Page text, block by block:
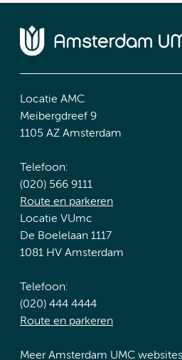
Locatie AMC
Meibergdreef 9
1105 AZ Amsterdam
Telefoon:
(020) 566 9111
Route en parkeren
Locatie VUmc
De Boelelaan 1117
1081 HV Amsterdam
Telefoon:
(020) 444 4444
Route en parkeren
Meer Amsterdam UMC